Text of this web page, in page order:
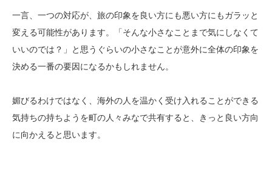
一言、一つの対応が、旅の印象を良い方にも悪い方にもガラッと
変える可能性があります。「そんな小さなことまで気にしなくて
いいのでは？」と思うぐらいの小さなことが意外に全体の印象を
決める一番の要因になるかもしれません。
媚びるわけではなく、海外の人を温かく受け入れることができる
気持ちの持ちようを町の人々みなで共有すると、きっと良い方向
に向かえると思います。